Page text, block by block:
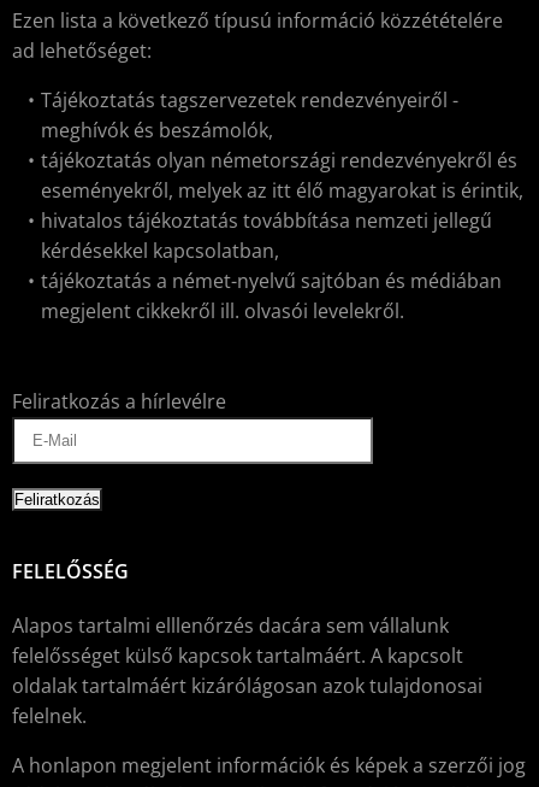
Ezen lista a következő típusú információ közzétételére
ad lehetőséget:
Tájékoztatás tagszervezetek rendezvényeiről -
meghívók és beszámolók,
tájékoztatás olyan németországi rendezvényekről és
eseményekről, melyek az itt élő magyarokat is érintik,
hivatalos tájékoztatás továbbítása nemzeti jellegű
kérdésekkel kapcsolatban,
tájékoztatás a német-nyelvű sajtóban és médiában
megjelent cikkekről ill. olvasói levelekről.
Feliratkozás a hírlevélre
FELELŐSSÉG
Alapos tartalmi elllenőrzés dacára sem vállalunk
felelősséget külső kapcsok tartalmáért. A kapcsolt
oldalak tartalmáért kizárólágosan azok tulajdonosai
felelnek.
A honlapon megjelent információk és képek a szerzői jog